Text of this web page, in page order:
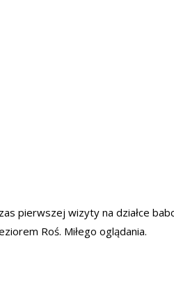
pierwszej wizyty na działce
Roś. Miłego oglądania.